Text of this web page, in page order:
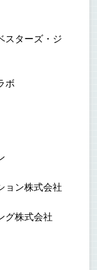
スターズ・ジ
ボ
ョン株式会社
グ株式会社